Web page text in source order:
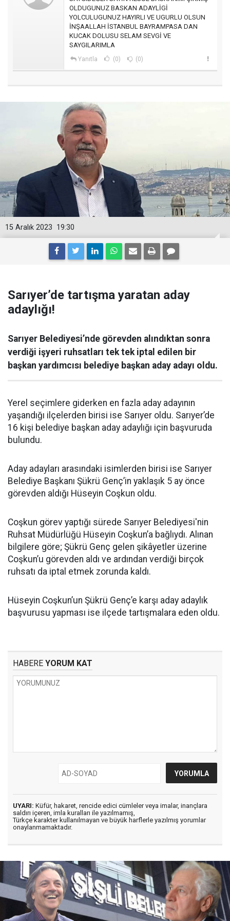
OLDUGUNUZ BASKAN ADAYLİGİ
YOLCULUGUNUZ HAYIRLI VE UGURLU OLSUN
İNŞAALLAH İSTANBUL BAYRAMPASA DAN
KUCAK DOLUSU SELAM SEVGİ VE
SAYGILARIMLA
Yanıtla (0) (0)
19:30
15 Aralık 2023
Sarıyer’de tartışma yaratan aday
adaylığı!
Sarıyer Belediyesi’nde görevden alındıktan sonra
verdiği işyeri ruhsatları tek tek iptal edilen bir
başkan yardımcısı belediye başkan aday adayı oldu.
Yerel seçimlere giderken en fazla aday adayının
yaşandığı ilçelerden birisi ise Sarıyer oldu. Sarıyer’de
16 kişi belediye başkan aday adaylığı için başvuruda
bulundu.
Aday adayları arasındaki isimlerden birisi ise Sarıyer
Belediye Başkanı Şükrü Genç’in yaklaşık 5 ay önce
görevden aldığı Hüseyin Coşkun oldu.
Coşkun görev yaptığı sürede Sarıyer Belediyesi'nin
Ruhsat Müdürlüğü Hüseyin Coşkun’a bağlıydı. Alınan
bilgilere göre; Şükrü Genç gelen şikâyetler üzerine
Coşkun’u görevden aldı ve ardından verdiği birçok
ruhsatı da iptal etmek zorunda kaldı.
Hüseyin Coşkun’un Şükrü Genç’e karşı aday adaylık
başvurusu yapması ise ilçede tartışmalara eden oldu.
HABERE YORUM KAT
UYARI: Küfür, hakaret, rencide edici cümleler veya imalar, inançlara
saldırı içeren, imla kuralları ile yazılmamış,
Türkçe karakter kullanılmayan ve büyük harflerle yazılmış yorumlar
onaylanmamaktadır.